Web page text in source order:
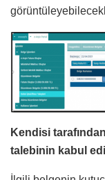
Kendisi
talebinin kabul